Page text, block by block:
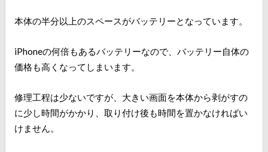
本体の半分以上のスペースがバッテリーとなっています。
iPhoneの何倍もあるバッテリーなので、バッテリー自体の
価格も高くなってしまいます。
修理工程は少ないですが、大きい画面を本体から剥がすの
に少し時間がかかり、取り付け後も時間を置かなければい
けません。